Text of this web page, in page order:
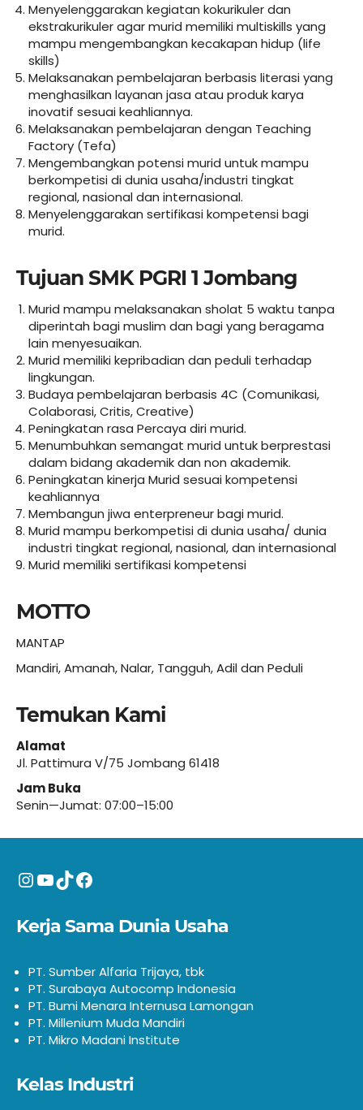
Menyelenggarakan kegiatan kokurikuler dan
ekstrakurikuler agar murid memiliki multiskills yang
mampu mengembangkan kecakapan hidup (life
skills)
Melaksanakan pembelajaran berbasis literasi yang
menghasilkan layanan jasa atau produk karya
inovatif sesuai keahliannya.
Melaksanakan pembelajaran dengan Teaching
Factory (Tefa)
Mengembangkan potensi murid untuk mampu
berkompetisi di dunia usaha/industri tingkat
regional, nasional dan internasional.
Menyelenggarakan sertifikasi kompetensi bagi
murid.
Tujuan SMK PGRI 1 Jombang
Murid mampu melaksanakan sholat 5 waktu tanpa
diperintah bagi muslim dan bagi yang beragama
lain menyesuaikan.
Murid memiliki kepribadian dan peduli terhadap
lingkungan.
Budaya pembelajaran berbasis 4C (Comunikasi,
Colaborasi, Critis, Creative)
Peningkatan rasa Percaya diri murid.
Menumbuhkan semangat murid untuk berprestasi
dalam bidang akademik dan non akademik.
Peningkatan kinerja Murid sesuai kompetensi
keahliannya
Membangun jiwa enterpreneur bagi murid.
Murid mampu berkompetisi di dunia usaha/ dunia
industri tingkat regional, nasional, dan internasional
Murid memiliki sertifikasi kompetensi
MOTTO
MANTAP
Mandiri, Amanah, Nalar, Tangguh, Adil dan Peduli
Temukan Kami
Alamat
Jl. Pattimura V/75 Jombang 61418
Jam Buka
Senin—Jumat: 07:00–15:00
Instagram
YouTube
TikTokFacebook
Kerja Sama Dunia Usaha
PT. Sumber Alfaria Trijaya, tbk
PT. Surabaya Autocomp Indonesia
PT. Bumi Menara Internusa Lamongan
PT. Millenium Muda Mandiri
PT. Mikro Madani Institute
Kelas Industri